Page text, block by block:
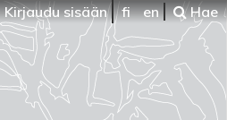
Kirjaudu sisään fi en Hae